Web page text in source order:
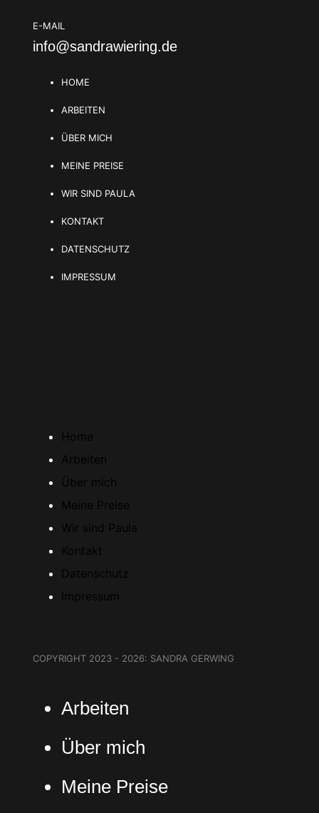
E-MAIL
info@sandrawiering.de
HOME
ARBEITEN
ÜBER MICH
MEINE PREISE
WIR SIND PAULA
KONTAKT
DATENSCHUTZ
IMPRESSUM
Home
Arbeiten
Über mich
Meine Preise
Wir sind Paula
Kontakt
Datenschutz
Impressum
COPYRIGHT 2023 - 2026: SANDRA GERWING
Arbeiten
Über mich
Meine Preise